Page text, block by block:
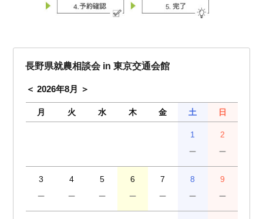
長野県就農相談会 in 東京交通会館
2026年8月
月 火 水 木 金 土 日
1
－
2
－
3
－
4
－
5
－
6
－
7
－
8
－
9
－